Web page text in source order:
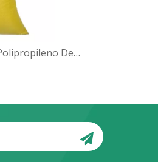
Sacos De Harina Tejidos De Polipropileno De 25 Kg